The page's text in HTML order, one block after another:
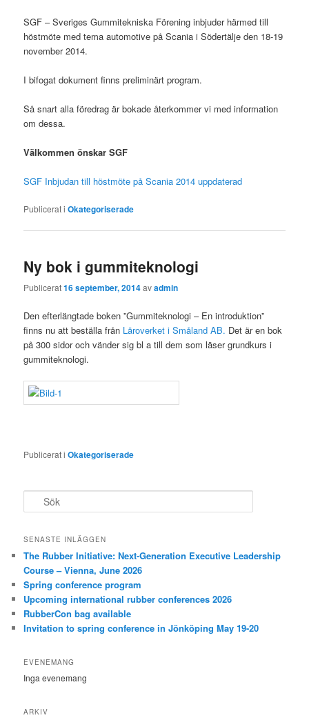
SGF – Sveriges Gummitekniska Förening inbjuder härmed till
höstmöte med tema automotive på Scania i Södertälje den 18-19
november 2014.
I bifogat dokument finns preliminärt program.
Så snart alla föredrag är bokade återkommer vi med information
om dessa.
Välkommen önskar SGF
SGF Inbjudan till höstmöte på Scania 2014 uppdaterad
Publicerat i Okategoriserade
Ny bok i gummiteknologi
Publicerat16 september, 2014avadmin
Den efterlängtade boken ”Gummiteknologi – En introduktion”
finns nu att beställa från Läroverket i Småland AB. Det är en bok
på 300 sidor och vänder sig bl a till dem som läser grundkurs i
gummiteknologi.
Publicerat i Okategoriserade
ö
SENASTE INLÄGGEN
The Rubber Initiative: Next-Generation Executive Leadership
Course – Vienna, June 2026
Spring conference program
Upcoming international rubber conferences 2026
RubberCon bag available
Invitation to spring conference in Jönköping May 19-20
EVENEMANG
Inga evenemang
ARKIV